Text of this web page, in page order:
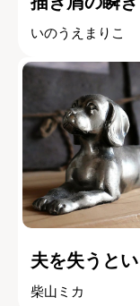
いのうえまりこ
夫を失うと
柴山ミカ